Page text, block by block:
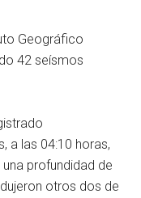
Geográfico
42 seísmos
a las 04:10 horas,
profundidad de
otros dos de